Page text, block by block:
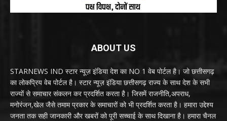
ABOUT US
STARNEWS IND स्टार न्यूज़ इंडिया देश का NO 1 वेब पोर्टल है। जो छत्तीसगढ़
का लोकप्रिय वेब पोर्टल है। स्टार न्यूज़ इंडिया छत्तीसगढ़ राज्य के साथ देश के सभी
राज्यों से समाचार संकलन कर प्रदर्शित करता है। जिसमें राजनीति,अपराध,
मनोरंजन,खेल जैसे तमाम प्रकार के समाचारों को भी प्रदर्शित करता है। हमारा उद्देश्य
जनता तक सही जानकारी और खबरों को पूरी सच्चाई के साथ दिखाना है। हमारा चैनल